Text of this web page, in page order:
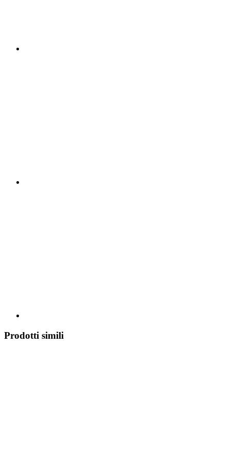
Prodotti simili